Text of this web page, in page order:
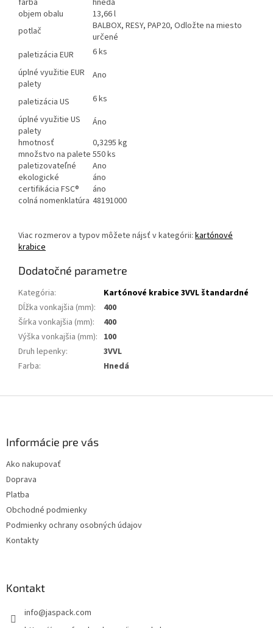
objem obalu
13,66 l
potlač
BALBOX, RESY, PAP20, Odložte na miesto
určené
paletizácia EUR
6 ks
úplné využitie EUR
palety
Ano
paletizácia US
6 ks
úplné využitie US
palety
Áno
hmotnosť
0,3295 kg
množstvo na palete 550 ks
paletizovateľné
Ano
ekologické
áno
certifikácia FSC®
áno
colná nomenklatúra 48191000
Viac rozmerov a typov môžete nájsť v kategórii: kartónové
krabice
Dodatočné parametre
Kategória:
Kartónové krabice 3VVL štandardné
Dĺžka vonkajšia (mm):
400
Šírka vonkajšia (mm):
400
Výška vonkajšia (mm): 100
Druh lepenky:
3VVL
Farba: Hnedá
Informácie pre vás
Ako nakupovať
Doprava
Platba
Obchodné podmienky
Podmienky ochrany osobných údajov
Kontakty
Kontakt
info@jaspack.com